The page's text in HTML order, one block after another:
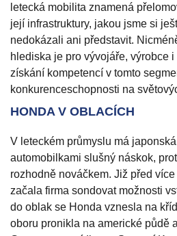
letecká mobilita znamená
její infrastruktury, jakou jsme si
nedokázali ani představit.
hlediska je pro vývojáře, výrobce
získání kompetencí v tomto
konkurenceschopnosti na
HONDA V OBLACÍCH
V leteckém průmyslu má
automobilkami slušný náskok,
rozhodně nováčkem. Již před
začala firma sondovat možnosti
do oblak se Honda vznesla na
oboru pronikla na americké půdě